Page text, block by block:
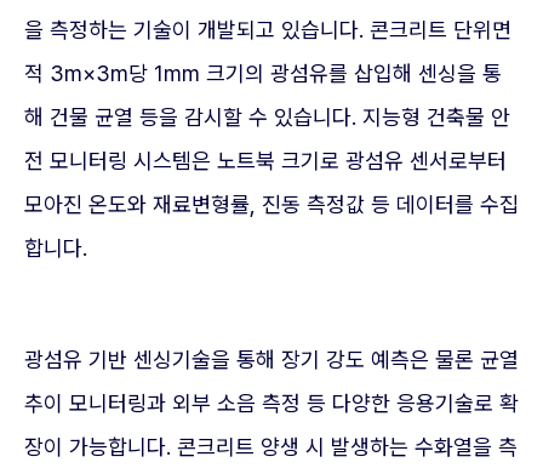
을 측정하는 기술이 개발되고 있습니다. 콘크리트 단위면
적 3m×3m당 1mm 크기의 광섬유를 삽입해 센싱을 통
해 건물 균열 등을 감시할 수 있습니다. 지능형 건축물 안
전 모니터링 시스템은 노트북 크기로 광섬유 센서로부터
모아진 온도와 재료변형률, 진동 측정값 등 데이터를 수집
합니다.
광섬유 기반 센싱기술을 통해 장기 강도 예측은 물론 균열
추이 모니터링과 외부 소음 측정 등 다양한 응용기술로 확
장이 가능합니다. 콘크리트 양생 시 발생하는 수화열을 측